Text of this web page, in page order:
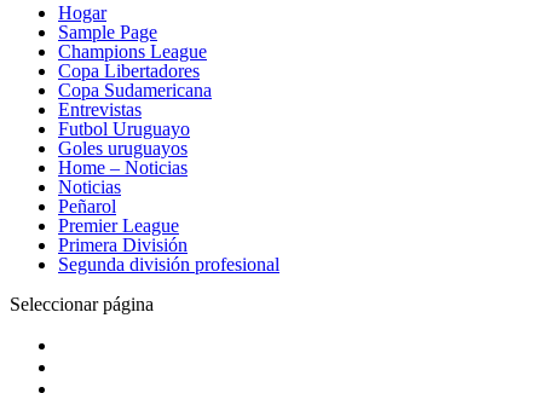
Hogar
Sample Page
Champions League
Copa Libertadores
Copa Sudamericana
Entrevistas
Futbol Uruguayo
Goles uruguayos
Home – Noticias
Noticias
Peñarol
Premier League
Primera División
Segunda división profesional
Seleccionar página